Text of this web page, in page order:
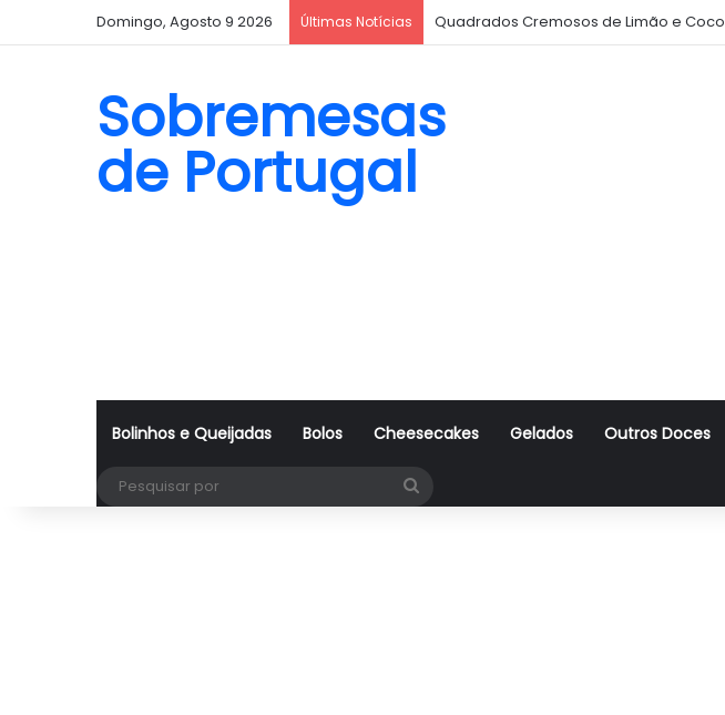
Domingo, Agosto 9 2026 Últimas Notícias Quadrados Cremosos de Limão e Coco
Sobremesas
de Portugal
Bolinhos e Queijadas Bolos Cheesecakes Gelados Outros Doces